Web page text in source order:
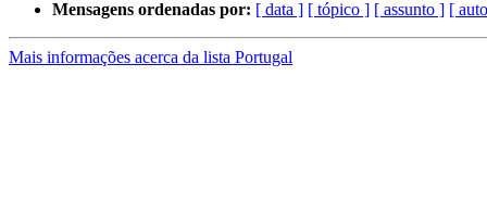
Mensagens ordenadas por: [ data ] [ tópico ] [ assunto ] [
Mais informações acerca da lista Portugal